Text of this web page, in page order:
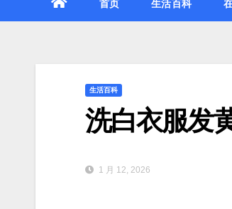
首页 生活百科
生活百科
洗白衣服发
1 月 12, 2026